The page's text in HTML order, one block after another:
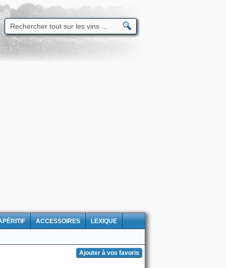
ACCESSOIRES LEXIQUE